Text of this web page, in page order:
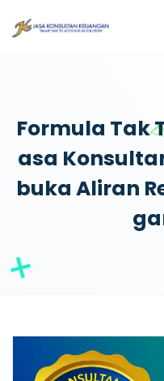
Formula Tak
Asa
Buka Aliran